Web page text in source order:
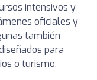
intensivos y
oficiales y
también
para
o turismo.